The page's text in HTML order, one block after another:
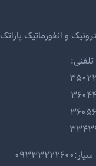
و انفورماتیک پاراتک